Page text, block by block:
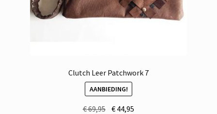
Clutch Leer Patchwork 7
AANBIEDING!
€69,95 Oorspronkelijke
€ 44,95